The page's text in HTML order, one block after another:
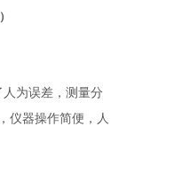
为误差，测量分
仪器操作简便，人